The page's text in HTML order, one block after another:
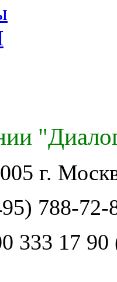
г.
788-72-
333 17 90